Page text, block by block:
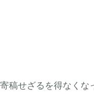
稿せざるを得なくな